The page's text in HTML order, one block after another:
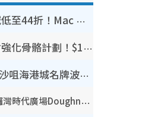
豐澤優惠勁減低至44折！Mac mini/iPhone17Pro大減價！廚房家電$220起
港大推賽馬會強化骨骼計劃！$100骨質密度X光檢查 完成免費運動訓練送超市禮券！附參加資格
開倉優惠 | 尖沙咀海港城名牌波鞋開倉低至1折！On鞋$899起／Joy&Peace鞋履$98起
開倉優惠｜銅鑼灣時代廣場Doughnut/Campo Marzio開倉低至1折！背囊、書包、手袋劈價$200起